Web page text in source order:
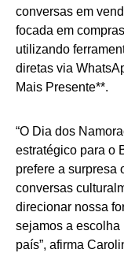
conversas em
focada em
utilizando
diretas via
Mais Presente**.
“O Dia dos
estratégico para o
prefere a surpresa
conversas
direcionar nossa
sejamos a escolha
país”, afirma